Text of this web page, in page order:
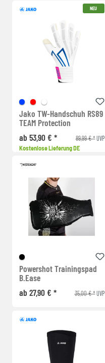
NEU
Jako TW-Handschuh RS89
TEAM Protection
ab 53,90 € *
89,99 € *UVP
Kostenlose Lieferung DE
Powershot Trainingspad
B.Ease
ab 27,90 € *
35,00 € *UVP